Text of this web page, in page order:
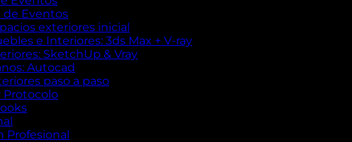
de Eventos
exteriores inicial
e Interiores: 3ds Max + V-ray
SketchUp & Vray
Autocad
paso a paso
Protocolo
Profesional